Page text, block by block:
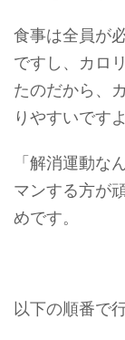
食事は全員が
ですし、カロ
たのだから、
りやすいですよ
「解消運動な
マンする方が
めです。
以下の順番で